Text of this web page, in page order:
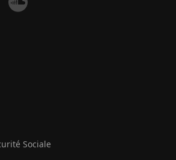
Sociale